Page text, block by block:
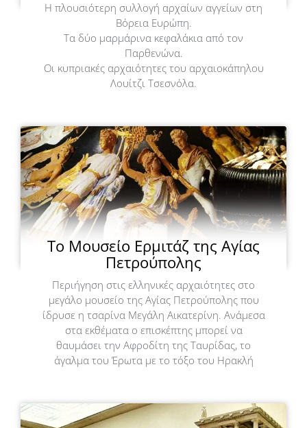
Η πλουσιότερη συλλογή αρχαίων αγγείων στη
Βόρεια Ευρώπη.
Τα δύο μαρμάρινα κεφαλάκια από τον
Παρθενώνα.
Οι κυπριακές αρχαιότητες του αρχαιοκάπηλου
Λουίτζι Τσεσνόλα.
Το Μουσείο Ερμιτάζ της Αγίας
Πετρούπολης
Περιήγηση στις ελληνικές αρχαιότητες στο
μεγάλο μουσείο της Αγίας Πετρούπολης που
ίδρυσε η τσαρίνα Μεγάλη Αικατερίνη. Ανάμεσα
στα εκθέματα ο επισκέπτης μπορεί να
θαυμάσει την Αφροδίτη της Ταυρίδας, το
άγαλμα του Έρωτα με το τόξο του Ηρακλή